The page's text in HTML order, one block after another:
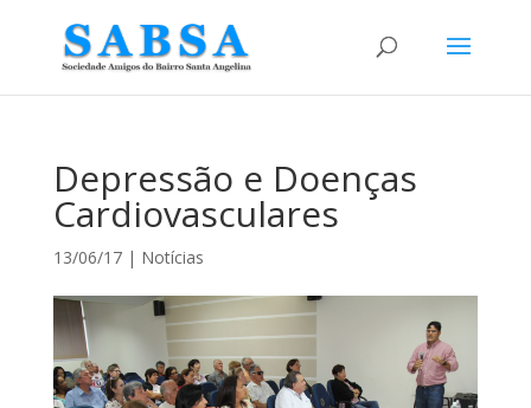
Depressão e Doenças
Cardiovasculares
13/06/17| Notícias